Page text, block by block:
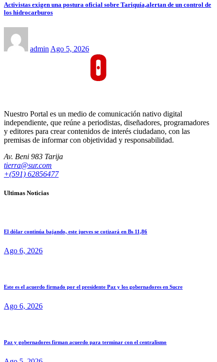
Activistas exigen una postura oficial sobre Tariquía,alertan de un control de
los hidrocarburos
admin Ago 5, 2026
Nuestro Portal es un medio de comunicación nativo digital
independiente, que reúne a periodistas, diseñadores, programadores
y editores para crear contenidos de interés ciudadano, con las
premisas de informar con objetividad y responsabilidad.
Av. Beni 983 Tarija
tierra@sur.com
+(591) 62856477
Ultimas Noticias
El dólar continúa bajando, este jueves se cotizará en Bs 11,86
Ago 6, 2026
Este es el acuerdo firmado por el presidente Paz y los gobernadores en Sucre
Ago 6, 2026
Paz y gobernadores firman acuerdo para terminar con el centralismo